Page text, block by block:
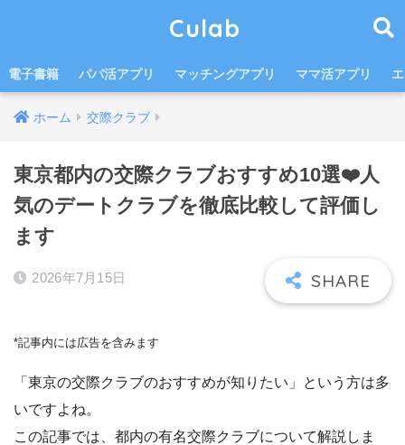
Culab
電子書籍 パパ活アプリ マッチングアプリ ママ活アプリ
ホーム 交際クラブ
東京都内の交際クラブおすすめ10選❤️人
気のデートクラブを徹底比較して評価し
ます
2026年7月15日
*記事内には広告を含みます
「東京の交際クラブのおすすめが知りたい」という方は多
いですよね。
この記事では、都内の有名交際クラブについて解説しま